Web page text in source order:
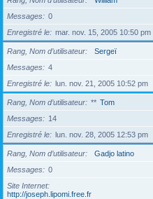
Messages
0
Enregistré le
mar. nov. 15, 2005 10:50 pm
Rang, Nom d’utilisateur
Sergeï
Messages
4
Enregistré le
lun. nov. 21, 2005 10:52 pm
Rang, Nom d’utilisateur ** Tom
Messages
14
Enregistré le
lun. nov. 28, 2005 12:53 pm
Rang, Nom d’utilisateur
Gadjo latino
Messages
0
Site Internet
http://joseph.lipomi.free.fr